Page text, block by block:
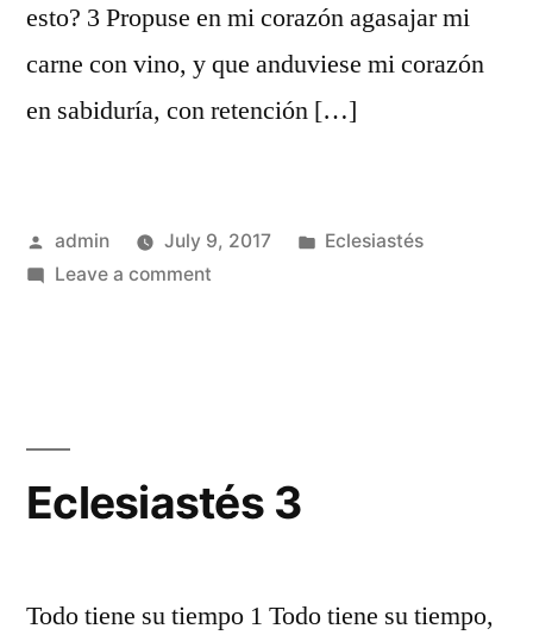
esto? 3 Propuse en mi corazón agasajar mi
carne con vino, y que anduviese mi corazón
en sabiduría, con retención […]
Posted
by
admin July 9, 2017
Posted
Eclesiastés
Leave a commenton
Eclesiastés 3
Todo tiene su tiempo 1 Todo tiene su tiempo,